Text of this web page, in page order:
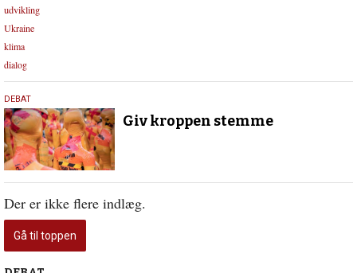
udvikling
Ukraine
klima
dialog
4.
februar
2021
DEBAT
Giv kroppen stemme
Der er ikke flere indlæg.
Gå til toppen